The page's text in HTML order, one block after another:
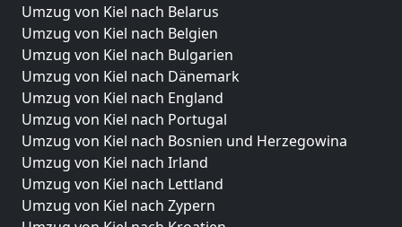
Umzug von Kiel nach Belarus
Umzug von Kiel nach Belgien
Umzug von Kiel nach Bulgarien
Umzug von Kiel nach Dänemark
Umzug von Kiel nach England
Umzug von Kiel nach Portugal
Umzug von Kiel nach Bosnien und Herzegowina
Umzug von Kiel nach Irland
Umzug von Kiel nach Lettland
Umzug von Kiel nach Zypern